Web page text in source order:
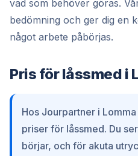
vad som behöver göras.
bedömning och ger dig en
något arbete påbörjas.
Pris för låssmed i
Hos Jourpartner i
priser för låssmed. Du
börjar, och för akuta